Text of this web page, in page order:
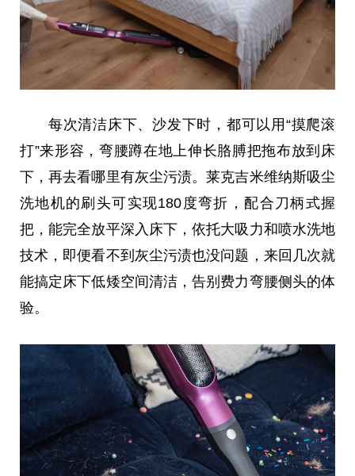
每次清洁床下、沙发下时，都可以用“摸爬滚
打”来形容，弯腰蹲在地上伸长胳膊把拖布放到床
下，再去看哪里有灰尘污渍。莱克吉米维纳斯吸尘
洗地机的刷头可实现180度弯折，配合刀柄式握
把，能完全放平深入床下，依托大吸力和喷水洗地
技术，即便看不到灰尘污渍也没问题，来回几次就
能搞定床下低矮空间清洁，告别费力弯腰侧头的体
验。